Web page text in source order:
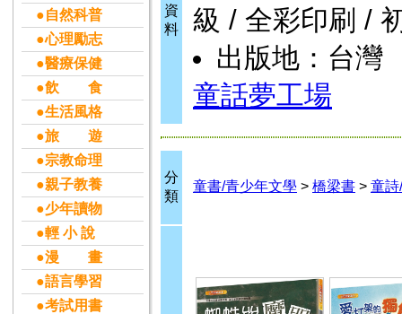
●自然科普
●心理勵志
●醫療保健
●飲 食
●生活風格
●旅 遊
●宗教命理
●親子教養
●少年讀物
●輕 小 說
●漫 畫
●語言學習
●考試用書
資
料
級 / 全彩印刷 /
出版地：台灣
童話夢工場
分
類
童書/青少年文學 > 橋梁書 > 童詩